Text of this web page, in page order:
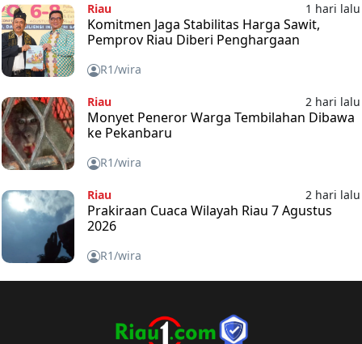
Riau 1 hari lalu
Komitmen Jaga Stabilitas Harga Sawit,
Pemprov Riau Diberi Penghargaan
R1/wira
Riau 2 hari lalu
Monyet Peneror Warga Tembilahan Dibawa
ke Pekanbaru
R1/wira
Riau 2 hari lalu
Prakiraan Cuaca Wilayah Riau 7 Agustus
2026
R1/wira